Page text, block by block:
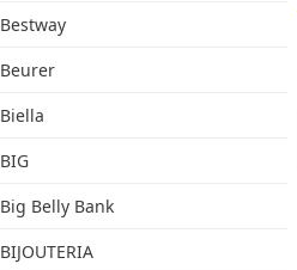
Bestway
Beurer
Biella
BIG
Big Belly Bank
BIJOUTERIA